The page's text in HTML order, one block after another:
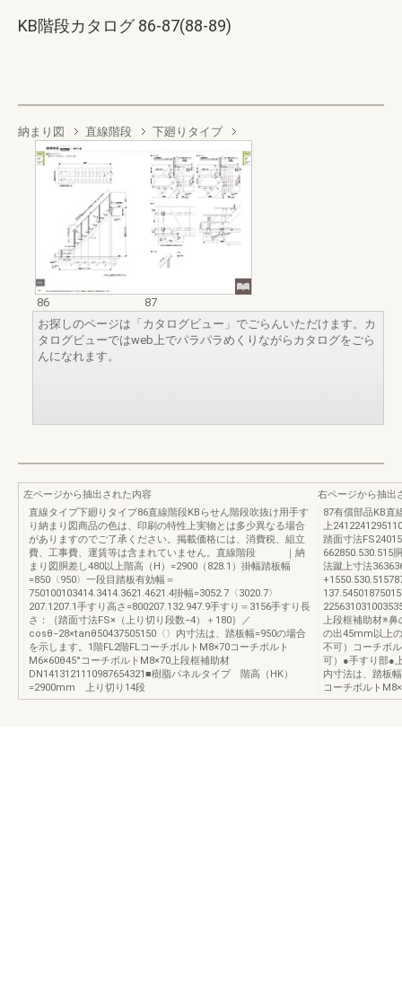
KB階段カタログ 86-87(88-89)
納まり図 直線階段 下廻りタイプ
86
87
お探しのページは「カタログビュー」でごらんいただけます。カ
タログビューではweb上でパラパラめくりながらカタログをごら
んになれます。
左ページから抽出された内容
直線タイプ下廻りタイプ86直線階段KBらせん階段吹抜け用手す
り納まり図商品の色は、印刷の特性上実物とは多少異なる場合
がありますのでご了承ください。掲載価格には、消費税、組立
費、工事費、運賃等は含まれていません。直線階段 ｜納
まり図胴差し480以上階高（H）=2900（828.1）掛幅踏板幅
=850〈950〉一段目踏板有効幅＝
750100103414.3414.3621.4621.4掛幅=3052.7〈3020.7〉
207.1207.1手すり高さ=800207.132.947.9手すり＝3156手すり長
さ：｛踏面寸法FS×（上り切り段数−4）＋180｝／
cosθ−28×tanθ50437505150〈〉内寸法は、踏板幅=950の場合
を示します。1階FL2階FLコーチボルトM8×70コーチボルト
M6×60θ45°コーチボルトM8×70上段框補助材
DN1413121110987654321■樹脂パネルタイプ 階高（HK）
=2900mm 上り切り14段
右ページから抽出
87有償部品KB直
上
踏面寸法
662850.530.515
法蹴上寸法
上段框補助材※
の出45mm以上
不可）コーチボ
可）●手すり部●
内寸法は、踏板
コーチボルト